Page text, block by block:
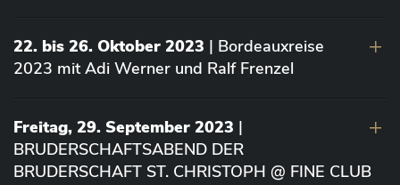
22. bis 26. Oktober 2023 | Bordeauxreise
2023 mit Adi Werner und Ralf Frenzel
Freitag, 29. September 2023 |
BRUDERSCHAFTSABEND DER
BRUDERSCHAFT ST. CHRISTOPH @ FINE CLUB